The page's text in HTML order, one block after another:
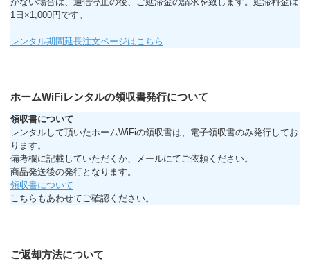
1日×1,000円です。
レンタル期間延長注文ページはこちら
ホームWiFiレンタルの領収書発行について
領収書について
レンタルして頂いたホームWiFiの領収書は、電子領収書のみ発行してお
ります。
備考欄に記載していただくか、メールにてご依頼ください。
商品発送後の発行となります。
領収書について
こちらもあわせてご確認ください。
ご返却方法について